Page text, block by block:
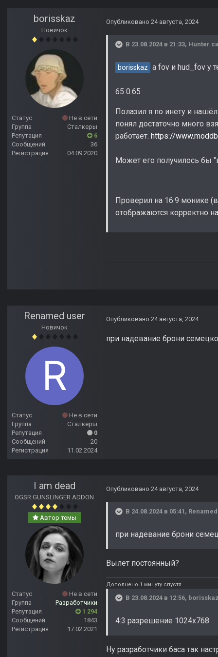
borisskaz
Новичок
Статус
Не в сети
Группа
Сталкеры
Репутация
6
Сообщений
36
Регистрация
04.09.2020
Опубликовано 24 августа, 2024
В 23.08.2024 в 21:33, Hunter
borisskaz а fov и hud_fov у
65 0.65
Полазил я по инету и
понял достаточно много
работает. https://
Может его получилось бы
Проверил на 16:9 монике
отображаются корректно
Renamed user
Новичок
Статус
Не в сети
Группа
Сталкеры
Репутация
0
Сообщений
20
Регистрация
11.02.2024
Опубликовано 24 августа, 2024
при надевание брони
I am dead
OGSR:GUNSLINGER ADDON
Автор темы
Статус
Не в сети
Группа
Разработчики
Репутация
1 294
Сообщений
1843
Регистрация
17.02.2021
Опубликовано 24 августа, 2024
В 24.08.2024 в 05:41,
при надевание брони
Вылет постоянный?
Дополнено 1 минуту спустя
В 23.08.2024 в 12:56,
4:3 разрешение 1024х768
Ну разработчики баса так